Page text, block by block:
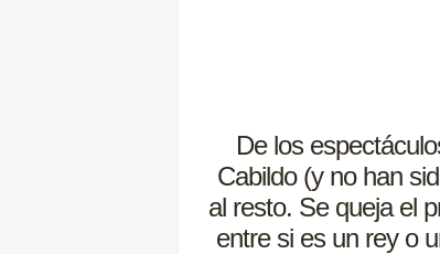
De los
Cabildo (y no han
al resto. Se queja el
entre si es un rey o